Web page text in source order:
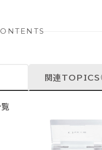
関連TOPICS